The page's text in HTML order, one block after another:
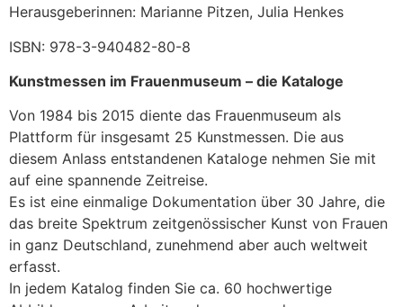
Herausgeberinnen: Marianne Pitzen, Julia Henkes
ISBN: 978-3-940482-80-8
Kunstmessen im Frauenmuseum – die Kataloge
Von 1984 bis 2015 diente das Frauenmuseum als
Plattform für insgesamt 25 Kunstmessen. Die aus
diesem Anlass entstandenen Kataloge nehmen Sie mit
auf eine spannende Zeitreise.
Es ist eine einmalige Dokumentation über 30 Jahre, die
das breite Spektrum zeitgenössischer Kunst von Frauen
in ganz Deutschland, zunehmend aber auch weltweit
erfasst.
In jedem Katalog finden Sie ca. 60 hochwertige